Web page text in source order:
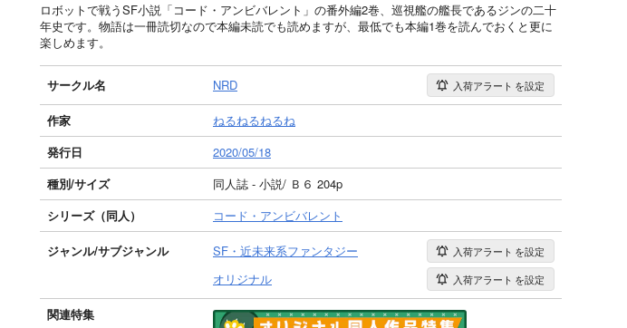
ロボットで戦うSF小説「コード・アンビバレント」の番外編2巻、巡視艦の艦長であるジンの二十
年史です。物語は一冊読切なので本編未読でも読めますが、最低でも本編1巻を読んでおくと更に
楽しめます。
サークル名 NRD 入荷アラート を設定
作家
ねるねるねるね
発行日
2020/05/18
種別/サイズ
同人誌 - 小説/ Ｂ６ 204p
シリーズ（同人）
コード・アンビバレント
ジャンル/サブジャンル SF・近未来系ファンタジー 入荷アラート を設定
オリジナル 入荷アラート を設定
関連特集